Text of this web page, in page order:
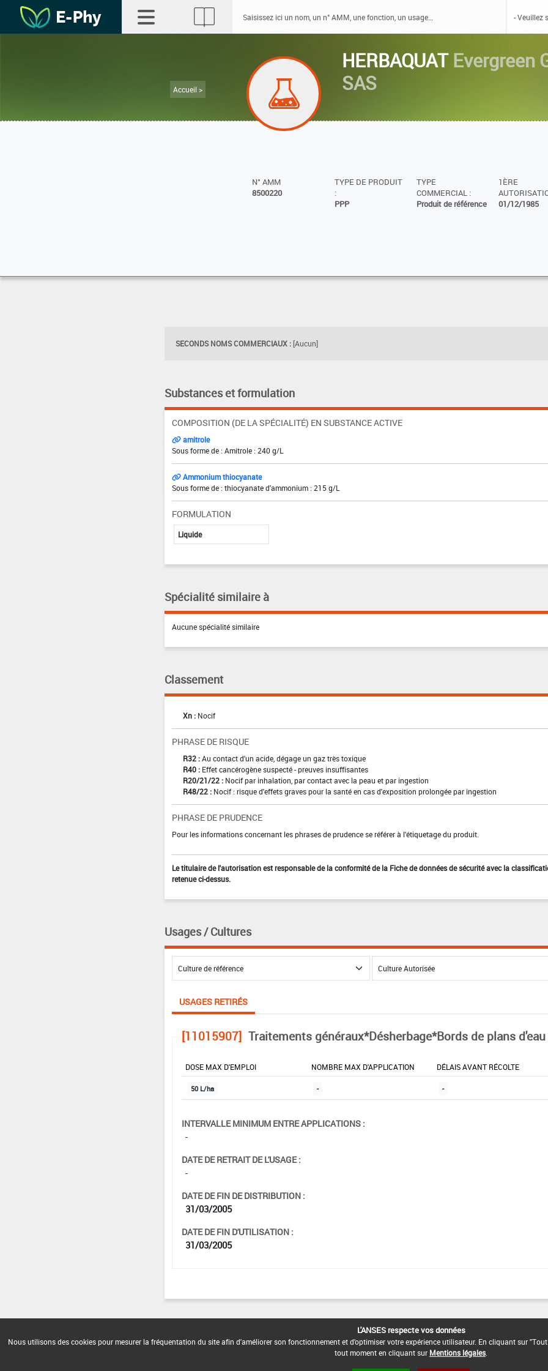
Accueil >
HERBAQUATEvergreen
SAS
N° AMM
8500220
TYPE DE PRODUIT
:
PPP
TYPE
COMMERCIAL :
Produit de référence
1ÈRE
01/12/1985
SECONDS NOMS COMMERCIAUX : [Aucun]
Substances et formulation
COMPOSITION (DE LA SPÉCIALITÉ) EN SUBSTANCE ACTIVE
amitrole
Sous forme de : Amitrole : 240 g/L
Ammonium thiocyanate
Sous forme de : thiocyanate d'ammonium : 215 g/L
FORMULATION
Liquide
Spécialité similaire à
Aucune spécialité similaire
Classement
Xn : Nocif
PHRASE DE RISQUE
R32 : Au contact d'un acide, dégage un gaz très toxique
R40 : Effet cancérogène suspecté - preuves insuffisantes
R20/21/22 : Nocif par inhalation, par contact avec la peau et par ingestion
R48/22 : Nocif : risque d'effets graves pour la santé en cas d'exposition prolongée par ingestion
PHRASE DE PRUDENCE
Pour les informations concernant les phrases de prudence se référer à l'étiquetage du produit.
Le titulaire de l'autorisation est responsable de la conformité de la Fiche de données de sécurité avec la
retenue ci-dessus.
Usages / Cultures
USAGES RETIRÉS
[11015907] Traitements généraux*Désherbage*Bords de plans d'eau
DOSE MAX D'EMPLOI NOMBRE MAX D'APPLICATION DÉLAIS AVANT RÉCOLTE
50 L/ha - -
INTERVALLE MINIMUM ENTRE APPLICATIONS :
-
DATE DE RETRAIT DE L'USAGE :
-
DATE DE FIN DE DISTRIBUTION :
31/03/2005
DATE DE FIN D'UTILISATION :
31/03/2005
L'ANSES respecte vos données
Nous utilisons des cookies pour mesurer la fréquentation du site afin d'améliorer son fonctionnement et d'optimiser votre expérience utilisateur. En cliquant sur
tout moment en cliquant sur Mentions légales